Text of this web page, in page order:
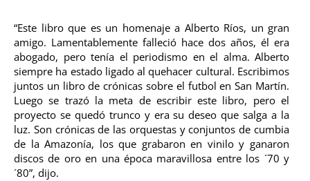
“Este libro que es un homenaje a Alberto Ríos, un gran
amigo. Lamentablemente falleció hace dos años, él era
abogado, pero tenía el periodismo en el alma. Alberto
siempre ha estado ligado al quehacer cultural. Escribimos
juntos un libro de crónicas sobre el futbol en San Martín.
Luego se trazó la meta de escribir este libro, pero el
proyecto se quedó trunco y era su deseo que salga a la
luz. Son crónicas de las orquestas y conjuntos de cumbia
de la Amazonía, los que grabaron en vinilo y ganaron
discos de oro en una época maravillosa entre los ´70 y
´80”, dijo.